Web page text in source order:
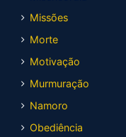
Missões
Morte
Motivação
Murmuração
Namoro
Obediência